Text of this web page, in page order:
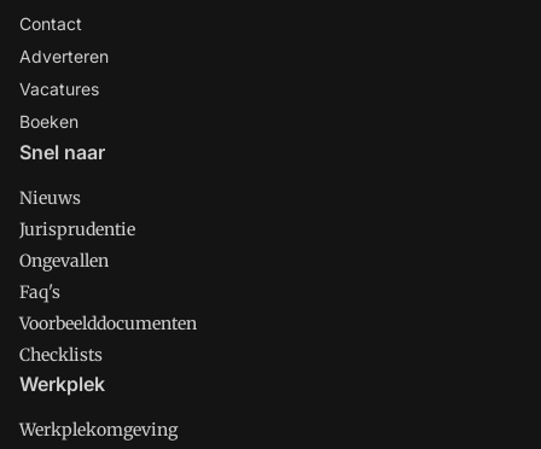
Contact
Adverteren
Vacatures
Boeken
Snel naar
Nieuws
Jurisprudentie
Ongevallen
Faq's
Voorbeelddocumenten
Checklists
Werkplek
Werkplekomgeving